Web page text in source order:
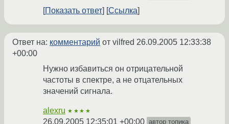
Показать ответ Ссылка
Ответ на: комментарий от vilfred 26.09.2005 12:33:38
+00:00
Нужно избавиться он отрицательной
частоты в спектре, а не отцательных
значений сигнала.
alexru ★★★★
26.09.2005 12:35:01 +00:00 автор топика